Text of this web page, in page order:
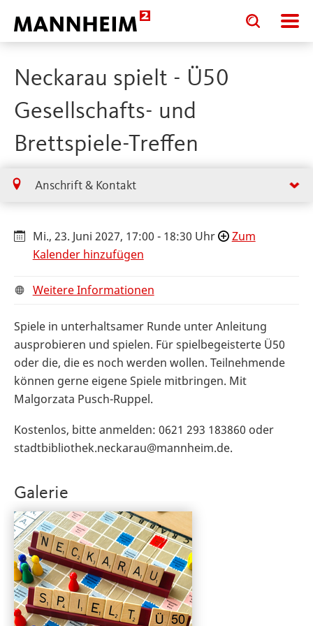
Toggle
search
input
Toggle
search
input
Neckarau spielt - Ü50
Gesellschafts- und
Brettspiele-Treffen
Anschrift & Kontakt
Mi., 23. Juni 2027, 17:00 - 18:30 Uhr
Zum
Kalender hinzufügen
Weitere Informationen
Spiele in unterhaltsamer Runde unter Anleitung
ausprobieren und spielen. Für spielbegeisterte Ü50
oder die, die es noch werden wollen. Teilnehmende
können gerne eigene Spiele mitbringen. Mit
Malgorzata Pusch-Ruppel.
Kostenlos, bitte anmelden: 0621 293 183860 oder
stadtbibliothek.neckarau@mannheim.de.
Galerie